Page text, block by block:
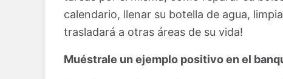
calendario, llenar su botella de agua,
trasladará a otras áreas de su vida!
Muéstrale un ejemplo positivo en el